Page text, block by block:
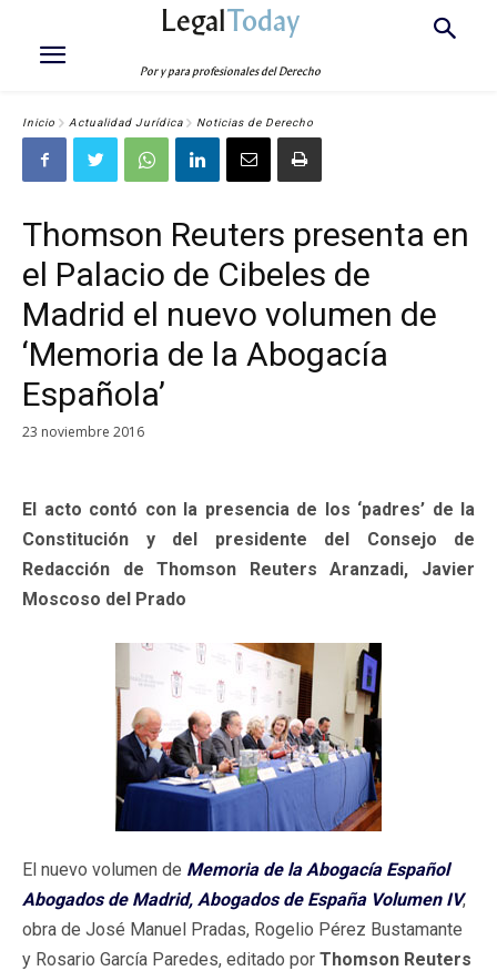
LegalToday
Por y para profesionales del Derecho
Inicio Actualidad Jurídica Noticias de Derecho
Thomson Reuters presenta en
el Palacio de Cibeles de
Madrid el nuevo volumen de
‘Memoria de la Abogacía
Española’
23 noviembre 2016
El acto contó con la presencia de los ‘padres’ de la
Constitución y del presidente del Consejo de
Redacción de Thomson Reuters Aranzadi, Javier
Moscoso del Prado
El nuevo volumen de Memoria de la Abogacía Español
Abogados de Madrid, Abogados de España Volumen IV,
obra de José Manuel Pradas, Rogelio Pérez Bustamante
y Rosario García Paredes, editado por Thomson Reuters